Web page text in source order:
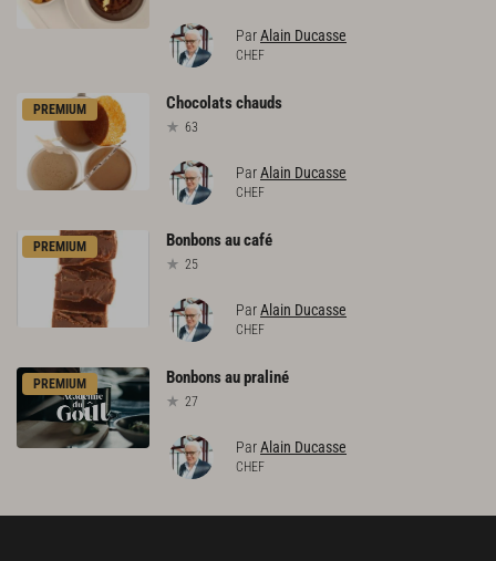
ParAlain Ducasse
CHEF
PREMIUM Chocolatschauds
63
ParAlain Ducasse
CHEF
PREMIUM Bonbonsaucafé
25
ParAlain Ducasse
CHEF
PREMIUM Bonbonsaupraliné
27
ParAlain Ducasse
CHEF